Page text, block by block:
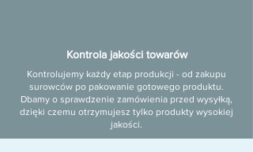
Kontrola jakości towarów
Kontrolujemy każdy etap produkcji - od zakupu
surowców po pakowanie gotowego produktu.
Dbamy o sprawdzenie zamówienia przed wysyłką,
dzięki czemu otrzymujesz tylko produkty wysokiej
jakości.